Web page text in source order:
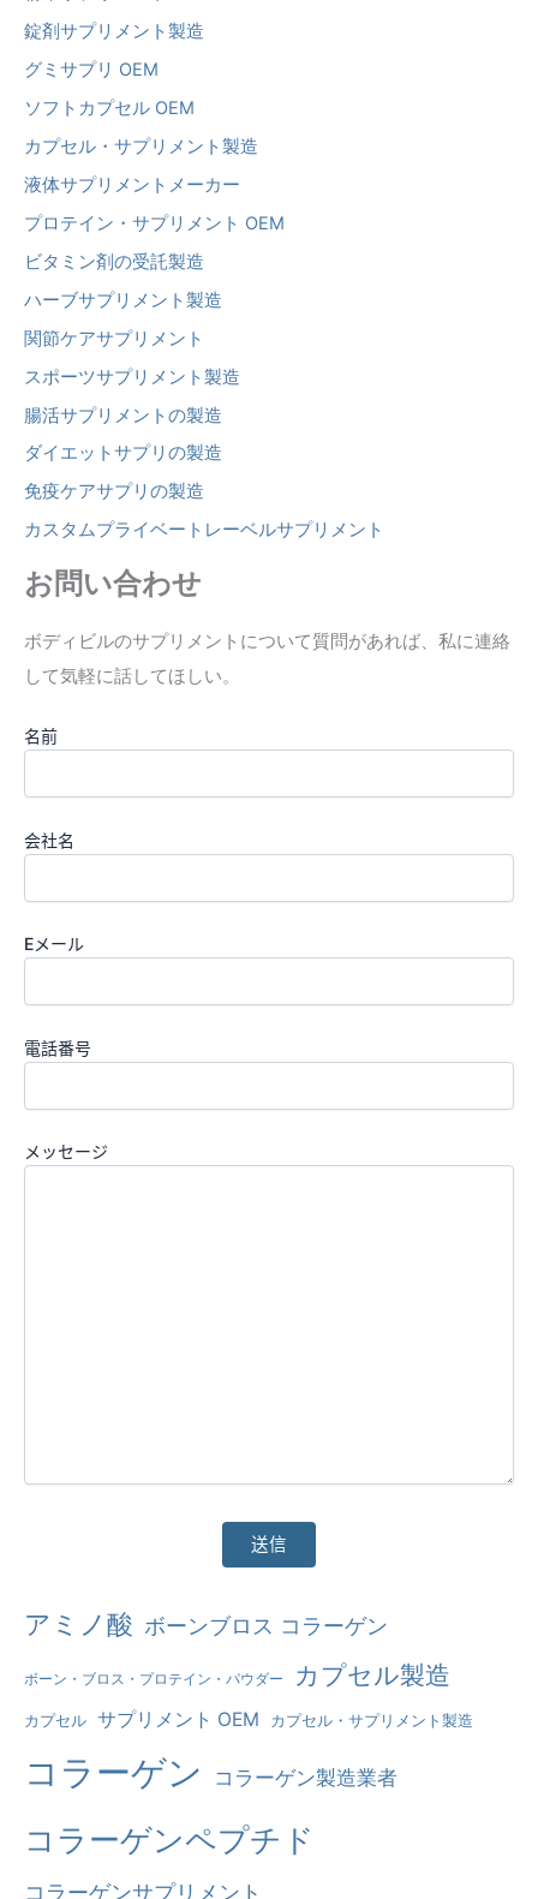
錠剤サプリメント製造
グミサプリ OEM
ソフトカプセル OEM
カプセル・サプリメント製造
液体サプリメントメーカー
プロテイン・サプリメント OEM
ビタミン剤の受託製造
ハーブサプリメント製造
関節ケアサプリメント
スポーツサプリメント製造
腸活サプリメントの製造
ダイエットサプリの製造
免疫ケアサプリの製造
カスタムプライベートレーベルサプリメント
お問い合わせ
ボディビルのサプリメントについて質問があれば、私に連絡
して気軽に話してほしい。
名前
会社名
Eメール
電話番号
メッセージ
そ
に
代
る
の
だ
アミノ酸 ボーンブロス コラーゲン
ボーン・ブロス・プロテイン・パウダー カプセル製造
カプセル サプリメント OEM カプセル・サプリメント製造
コラーゲン コラーゲン製造業者
コラーゲンペプチド
コラーゲンサプリメント